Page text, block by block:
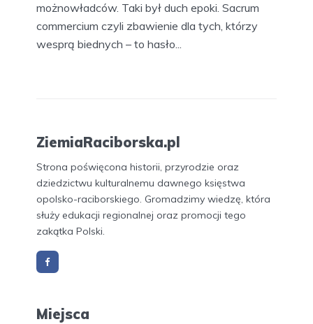
możnowładców. Taki był duch epoki. Sacrum
commercium czyli zbawienie dla tych, którzy
wesprą biednych – to hasło...
ZiemiaRaciborska.pl
Strona poświęcona historii, przyrodzie oraz
dziedzictwu kulturalnemu dawnego księstwa
opolsko-raciborskiego. Gromadzimy wiedzę, która
służy edukacji regionalnej oraz promocji tego
zakątka Polski.
Miejsca